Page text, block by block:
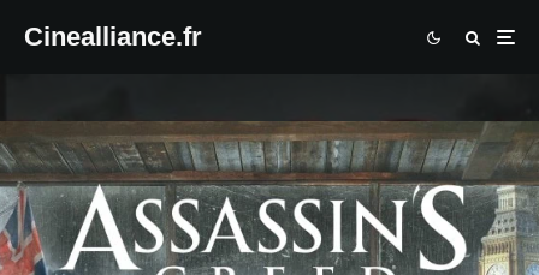
Cinealliance.fr